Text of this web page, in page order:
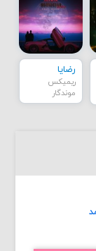
رضایا
ریمیکس
موندگار